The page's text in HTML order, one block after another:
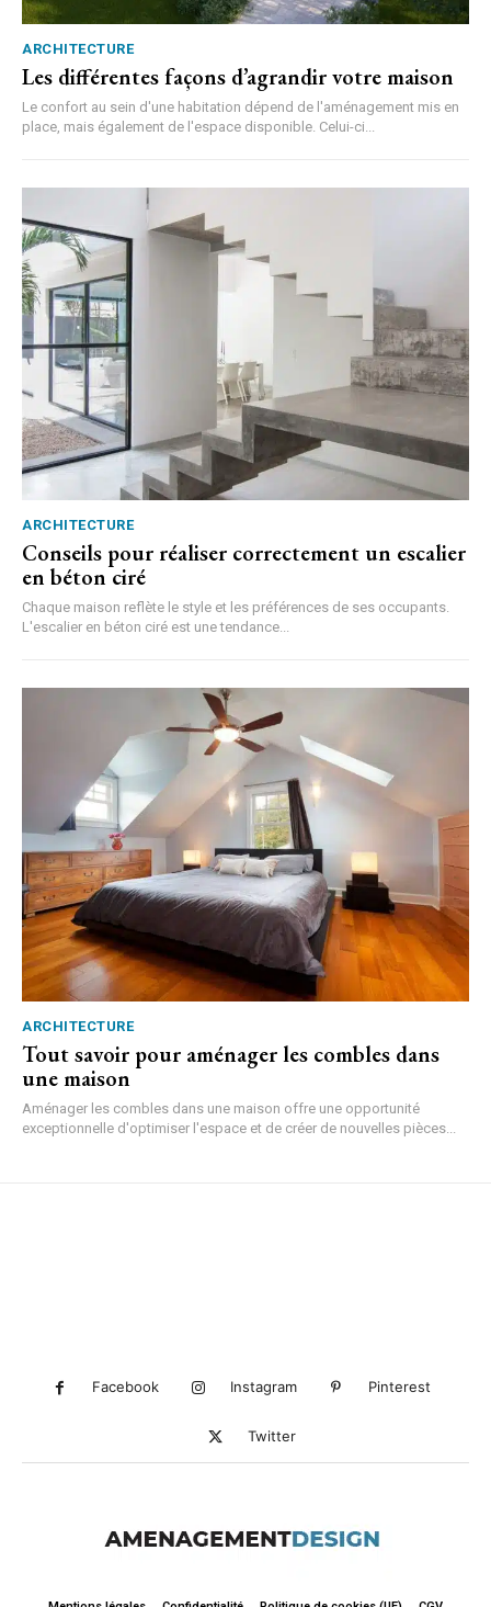
ARCHITECTURE
Les différentes façons d’agrandir votre maison
Le confort au sein d'une habitation dépend de l'aménagement mis en
place, mais également de l'espace disponible. Celui-ci...
ARCHITECTURE
Conseils pour réaliser correctement un escalier
en béton ciré
Chaque maison reflète le style et les préférences de ses occupants.
L'escalier en béton ciré est une tendance...
ARCHITECTURE
Tout savoir pour aménager les combles dans
une maison
Aménager les combles dans une maison offre une opportunité
exceptionnelle d'optimiser l'espace et de créer de nouvelles pièces...
Facebook Instagram Pinterest
Twitter